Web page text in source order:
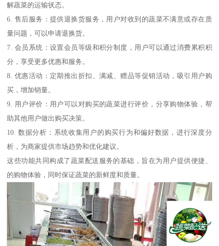
解蔬菜的运输状态。
6. 售后服务：提供退换货服务，用户对收到的蔬菜不满意或存在质
量问题，可以申请退换货。
7. 会员系统：设置会员等级和积分制度，用户可以通过消费累积积
分，享受更多优惠和服务。
8. 优惠活动：定期推出折扣、满减、赠品等促销活动，吸引用户购
买，增加销量。
9. 用户评价：用户可以对购买的蔬菜进行评价，分享购物体验，帮
助其他用户做出购买决策。
10. 数据分析：系统收集用户的购买行为和偏好数据，进行深度分
析，为商家提供市场趋势和优化建议。
这些功能共同构成了蔬菜配送服务的基础，旨在为用户提供便捷、
的购物体验，同时保证蔬菜的新鲜度和质量。